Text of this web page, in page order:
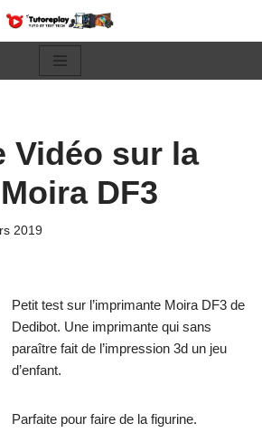
Vidéo sur la
DF3
2019
Petit test sur l’imprimante Moira DF3 de
Dedibot. Une imprimante qui sans
paraître fait de l’impression 3d un jeu
d’enfant.
Parfaite pour faire de la figurine.